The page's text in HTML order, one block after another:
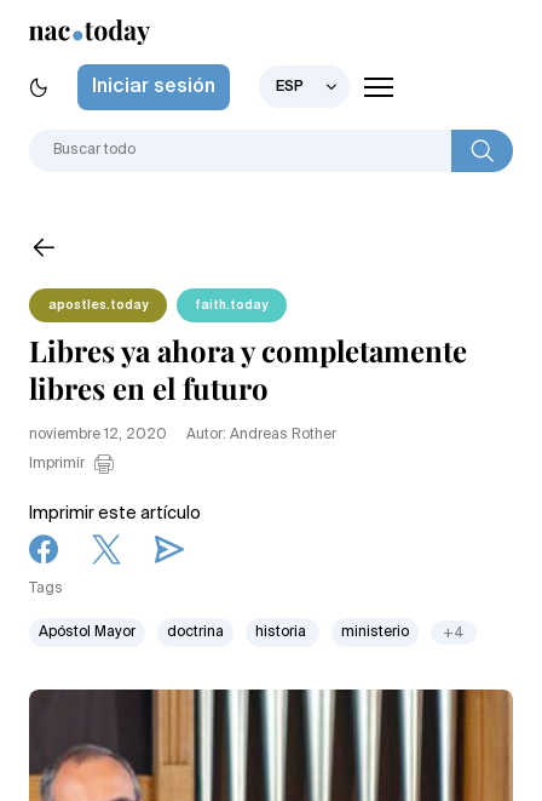
Iniciar sesión ESP
apostles.today faith.today
Libres ya ahora y completamente
libres en el futuro
noviembre 12, 2020
Autor: Andreas Rother
Imprimir
Imprimir este artículo
Tags
Apóstol Mayor doctrina historia ministerio +4